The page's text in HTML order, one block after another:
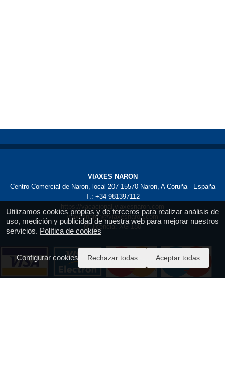
Utilizamos cookies propias y de terceros para realizar análisis de
uso, medición y publicidad de nuestra web para mejorar nuestros
servicios. Política de cookies
Configurar cookies Rechazar todas Aceptar todas
VIAXES NARON
Centro Comercial de Naron, local 207 15570 Naron, A Coruña - España
T.: +34 981397112
https://vacacional.viaxesnaron.com
viaxesnaron@viaxesnaron.com
Nº licencia: XG 180